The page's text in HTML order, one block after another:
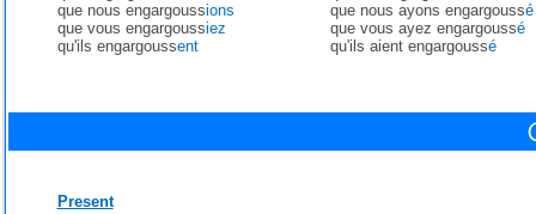
que nous engargoussions
que vous engargoussiez
qu'ils engargoussent
que nous ayons engargoussé
que vous ayez engargoussé
qu'ils aient engargoussé
Present